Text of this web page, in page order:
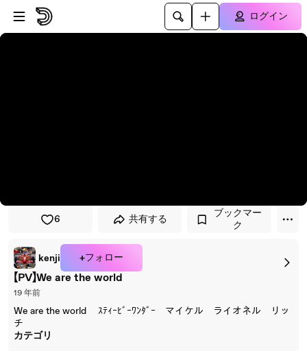
プレイヤーにスキップ
メインコンテンツにスキップ
ログイン
6 共有する
ブックマー
ク
kenji +フォロー
【PV】We are the world
19 年前
We are the world ｽﾃｨｰﾋﾞｰﾜﾝﾀﾞｰ マイケル ライオネル リッ
チ
カテゴリ